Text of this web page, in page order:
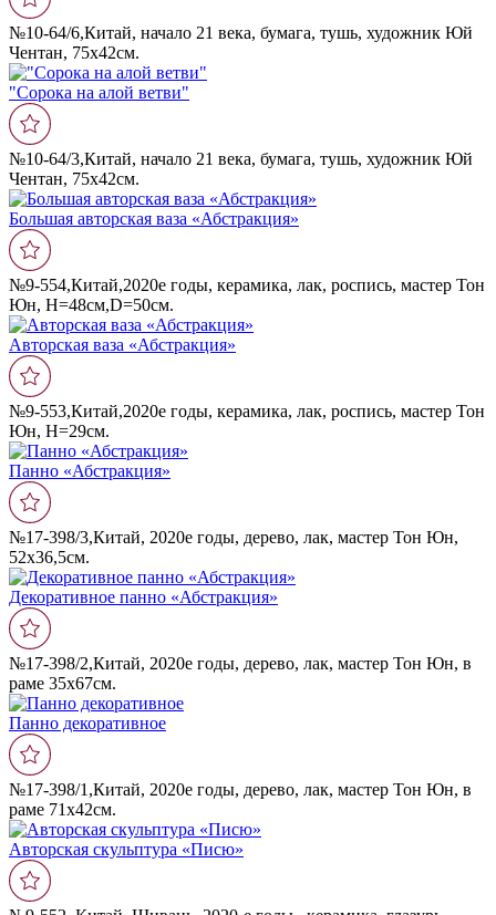
№10-64/6,Китай, начало 21 века, бумага, тушь, художник Юй
Чентан, 75х42см.
"Сорока на алой ветви"
№10-64/3,Китай, начало 21 века, бумага, тушь, художник Юй
Чентан, 75х42см.
Большая авторская ваза «Абстракция»
№9-554,Китай,2020е годы, керамика, лак, роспись, мастер Тон
Юн, Н=48см,D=50cм.
Авторская ваза «Абстракция»
№9-553,Китай,2020е годы, керамика, лак, роспись, мастер Тон
Юн, Н=29см.
Панно «Абстракция»
№17-398/3,Китай, 2020е годы, дерево, лак, мастер Тон Юн,
52х36,5см.
Декоративное панно «Абстракция»
№17-398/2,Китай, 2020е годы, дерево, лак, мастер Тон Юн, в
раме 35х67см.
Панно декоративное
№17-398/1,Китай, 2020е годы, дерево, лак, мастер Тон Юн, в
раме 71х42см.
Авторская скульптура «Писю»